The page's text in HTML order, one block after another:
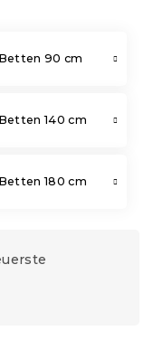
Betten 90 cm
Betten 140 cm
Betten 180 cm